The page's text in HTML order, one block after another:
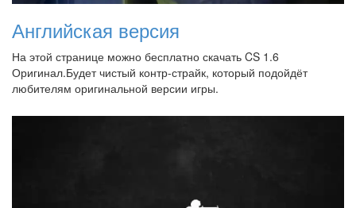
Английская версия
На этой странице можно бесплатно скачать CS 1.6
Оригинал.Будет чистый контр-страйк, который подойдёт
любителям оригинальной версии игры.